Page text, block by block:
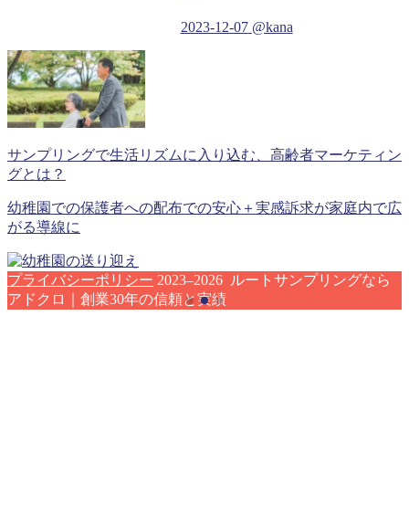
2023-12-07 @kana
サンプリングで生活リズムに入り込む、高齢者マーケティン
グとは？
幼稚園での保護者への配布での安心＋実感訴求が家庭内で広
がる導線に
プライバシーポリシー 2023–2026 ルートサンプリングなら
アドクロ｜創業30年の信頼と実績